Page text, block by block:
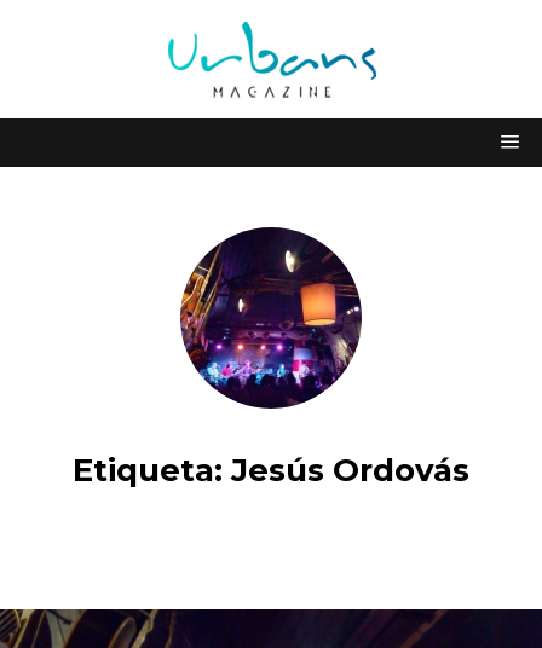
Etiqueta:Jesús Ordovás